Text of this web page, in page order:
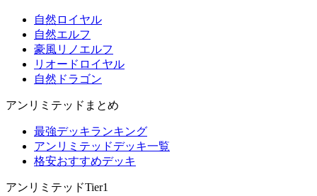
自然ロイヤル
自然エルフ
豪風リノエルフ
リオードロイヤル
自然ドラゴン
アンリミテッドまとめ
最強デッキランキング
アンリミテッドデッキ一覧
格安おすすめデッキ
アンリミテッドTier1